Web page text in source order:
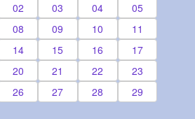
02 03 04
05
08 09 10
11
14 15 16
17
20 21 22
23
26 27 28
29